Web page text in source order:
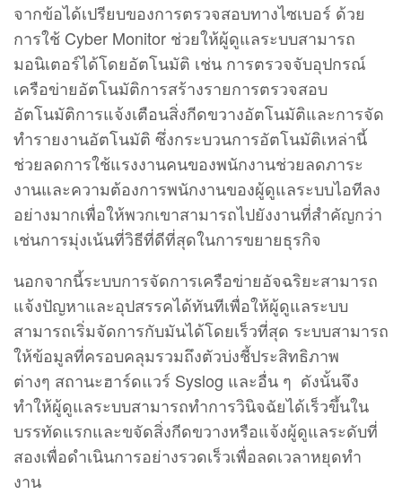
จากข้อได้เปรียบของการตรวจสอบทางไซเบอร์ ด้วย
การใช้ Cyber Monitor ช่วยให้ผู้ดูแลระบบสามารถ
มอนิเตอร์ได้โดยอัตโนมัติ เช่น การตรวจจับอุปกรณ์
เครือข่ายอัตโนมัติการสร้างรายการตรวจสอบ
อัตโนมัติการแจ้งเตือนสิ่งกีดขวางอัตโนมัติและการจัด
ทํารายงานอัตโนมัติ ซึ่งกระบวนการอัตโนมัติเหล่านี้
ช่วยลดการใช้แรงงานคนของพนักงานช่วยลดภาระ
งานและความต้องการพนักงานของผู้ดูแลระบบไอทีลง
อย่างมากเพื่อให้พวกเขาสามารถไปยังงานที่สําคัญกว่า
เช่นการมุ่งเน้นที่วิธีที่ดีที่สุดในการขยายธุรกิจ
นอกจากนี้ระบบการจัดการเครือข่ายอัจฉริยะสามารถ
แจ้งปัญหาและอุปสรรคได้ทันทีเพื่อให้ผู้ดูแลระบบ
สามารถเริ่มจัดการกับมันได้โดยเร็วที่สุด ระบบสามารถ
ให้ข้อมูลที่ครอบคลุมรวมถึงตัวบ่งชี้ประสิทธิภาพ
ต่างๆ สถานะฮาร์ดแวร์ Syslog และอื่น ๆ ดังนั้นจึง
ทำให้ผู้ดูแลระบบสามารถทําการวินิจฉัยได้เร็วขึ้นใน
บรรทัดแรกและขจัดสิ่งกีดขวางหรือแจ้งผู้ดูแลระดับที่
สองเพื่อดําเนินการอย่างรวดเร็วเพื่อลดเวลาหยุดทํา
งาน